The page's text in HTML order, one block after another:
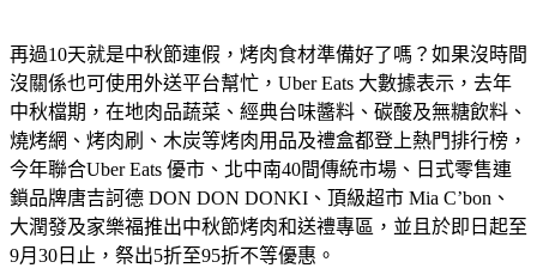
再過10天就是中秋節連假，烤肉食材準備好了嗎？如果沒時間
沒關係也可使用外送平台幫忙，Uber Eats 大數據表示，去年
中秋檔期，在地肉品蔬菜、經典台味醬料、碳酸及無糖飲料、
燒烤網、烤肉刷、木炭等烤肉用品及禮盒都登上熱門排行榜，
今年聯合Uber Eats 優市、北中南40間傳統市場、日式零售連
鎖品牌唐吉訶德 DON DON DONKI、頂級超市 Mia C’bon、
大潤發及家樂福推出中秋節烤肉和送禮專區，並且於即日起至
9月30日止，祭出5折至95折不等優惠。